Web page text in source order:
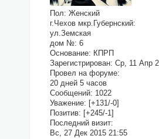
Пол: Женский
г.Чехов мкр.Губернский:
ул.Земская
дом №: 6
Основание: КПРП
Зарегистрирован: Ср, 11 Апр
Провел на форуме:
20 дней 5 часов
Сообщений: 1022
Уважение: [+131/-0]
Позитив: [+245/-1]
Последний визит:
Вс, 27 Дек 2015 21:55